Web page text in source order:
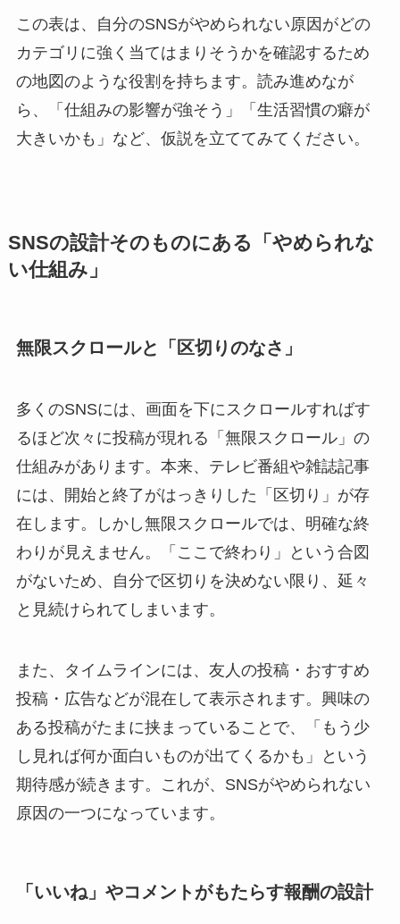
この表は、自分のSNSがやめられない原因がどの
カテゴリに強く当てはまりそうかを確認するため
の地図のような役割を持ちます。読み進めなが
ら、「仕組みの影響が強そう」「生活習慣の癖が
大きいかも」など、仮説を立ててみてください。
SNSの設計そのものにある「やめられな
い仕組み」
無限スクロールと「区切りのなさ」
多くのSNSには、画面を下にスクロールすればす
るほど次々に投稿が現れる「無限スクロール」の
仕組みがあります。本来、テレビ番組や雑誌記事
には、開始と終了がはっきりした「区切り」が存
在します。しかし無限スクロールでは、明確な終
わりが見えません。「ここで終わり」という合図
がないため、自分で区切りを決めない限り、延々
と見続けられてしまいます。
また、タイムラインには、友人の投稿・おすすめ
投稿・広告などが混在して表示されます。興味の
ある投稿がたまに挟まっていることで、「もう少
し見れば何か面白いものが出てくるかも」という
期待感が続きます。これが、SNSがやめられない
原因の一つになっています。
「いいね」やコメントがもたらす報酬の設計